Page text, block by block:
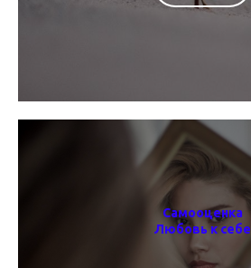
Самооценка
Любовь к себе